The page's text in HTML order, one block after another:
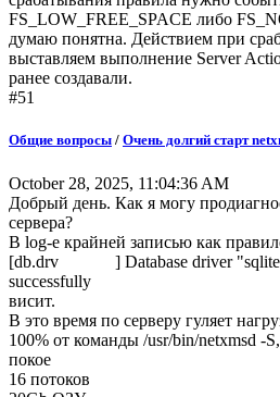
FS_LOW_FREE_SPACE либо
думаю понятна. Действием при
выставляем выполнение Server
ранее создавали.
#51
Общие вопросы / Очень долгий старт
October 28, 2025, 11:04:36 AM
Добрый день. Как я могу
сервера?
В log-е крайней записью как
[db.drv ] Database driver
successfully
висит.
В это время по серверу гуляет
100% от команды /usr/bin/netxmsd -
покое
16 потоков